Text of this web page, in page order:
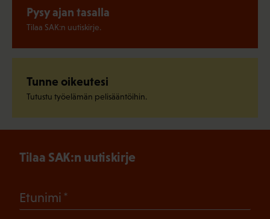
Pysy ajan tasalla
Tilaa SAK:n uutiskirje.
Tunne oikeutesi
Tutustu työelämän pelisääntöihin.
Tilaa SAK:n uutiskirje
Etunimi